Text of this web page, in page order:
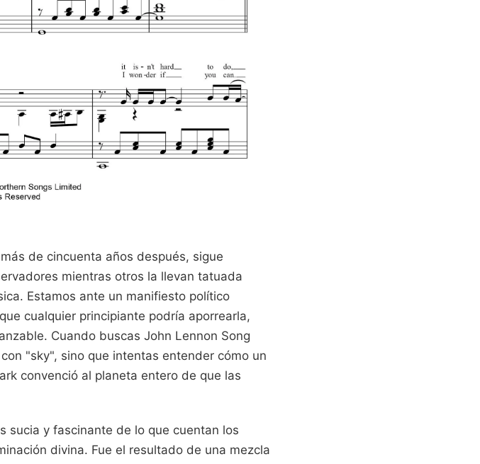
de cincuenta años después, sigue
mientras otros la llevan tatuada
Estamos ante un manifiesto político
cualquier principiante podría aporrearla,
Cuando buscas John Lennon Song
"sky", sino que intentas entender cómo un
convenció al planeta entero de que las
sucia y fascinante de lo que cuentan los
divina. Fue el resultado de una mezcla